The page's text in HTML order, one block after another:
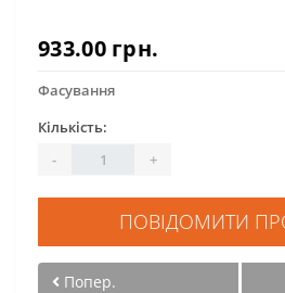
933.00 грн.
Фасування
Кількість:
-
+
ПОВІДОМИТИ
Попер.